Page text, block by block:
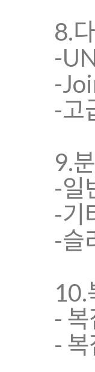
8.
-
-
-고
9.
-일
-기
-슬
10.
-
-